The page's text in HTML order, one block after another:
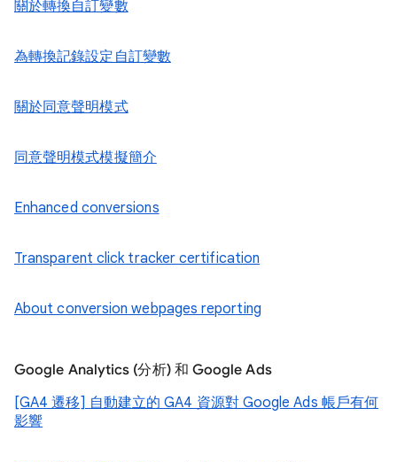
關於轉換自訂變數
為轉換記錄設定自訂變數
關於同意聲明模式
同意聲明模式模擬簡介
Enhanced conversions
Transparent click tracker certification
About conversion webpages reporting
Google Analytics (分析) 和 Google Ads
[GA4 遷移] 自動建立的 GA4 資源對 Google Ads 帳戶有何
影響